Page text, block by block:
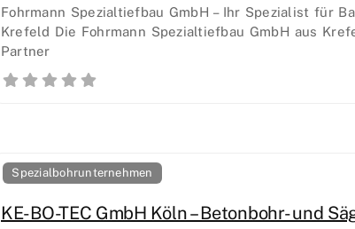
Fohrmann Spezialtiefbau GmbH – Ihr Spezialist für
Krefeld Die Fohrmann Spezialtiefbau GmbH aus
Partner
Spezialbohrunternehmen
KE-BO-TEC GmbH Köln – Betonbohr- und